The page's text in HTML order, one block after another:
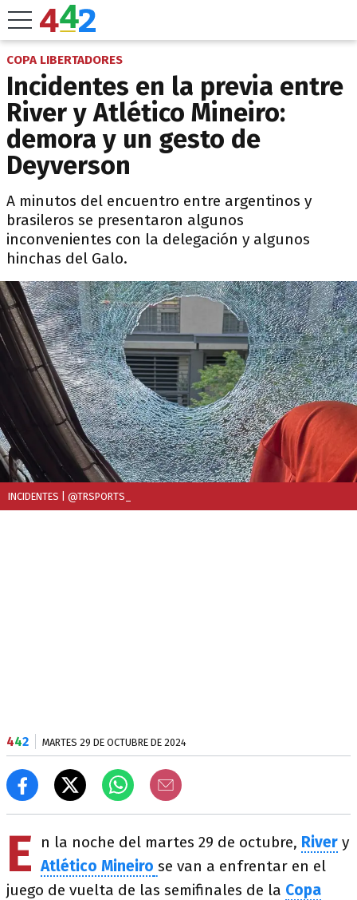
COPA LIBERTADORES
Incidentes en la previa entre
River y Atlético Mineiro:
demora y un gesto de
Deyverson
A minutos del encuentro entre argentinos y
brasileros se presentaron algunos
inconvenientes con la delegación y algunos
hinchas del Galo.
INCIDENTES | @TRSPORTS_
442 MARTES 29 DE OCTUBRE DE 2024
E n la noche del martes 29 de octubre, River y
Atlético Mineiro se van a enfrentar en el
juego de vuelta de las semifinales de la Copa